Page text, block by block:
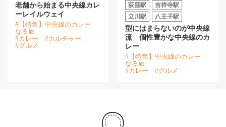
老舗から始まる中央線カレ
ーレイルウェイ
#【特集】中央線のカレー
なる旅
#カレー
#カルチャー
#グルメ
荻窪駅
吉祥寺駅
立川駅
八王子駅
型にはまらないのが中央線
流 個性豊かな中央線のカ
レー
#【特集】中央線のカレー
なる旅
#カレー
#グルメ